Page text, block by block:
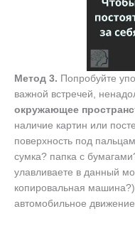
Метод 3. Попробуйте
важной встречей,
окружающее
наличие картин или
поверхность под
сумка? папка с
улавливаете в данный
копировальная
автомобильное